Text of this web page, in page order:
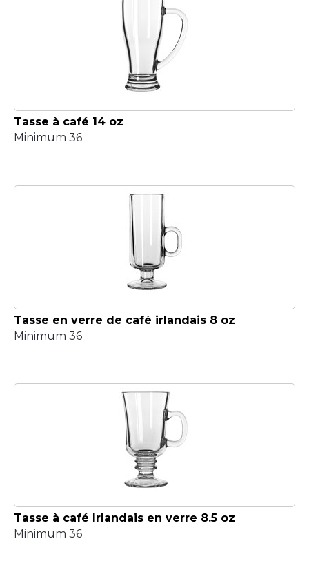
Tasse à café 14 oz
Minimum 36
Tasse en verre de café irlandais 8 oz
Minimum 36
Tasse à café Irlandais en verre 8.5 oz
Minimum 36